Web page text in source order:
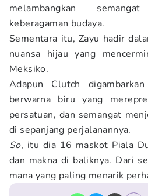
melambangkan
keberagaman budaya.
Sementara itu, Zayu hadir
nuansa hijau yang
Meksiko.
Adapun Clutch
berwarna biru yang
persatuan, dan semangat
di sepanjang perjalanannya.
So, itu dia 16 maskot Piala
dan makna di baliknya. Dari
mana yang paling menarik